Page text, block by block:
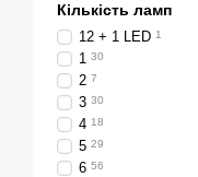
Кількість ламп
12 + 1 LED 1
1 30
2 7
3 30
4 18
5 29
6 56